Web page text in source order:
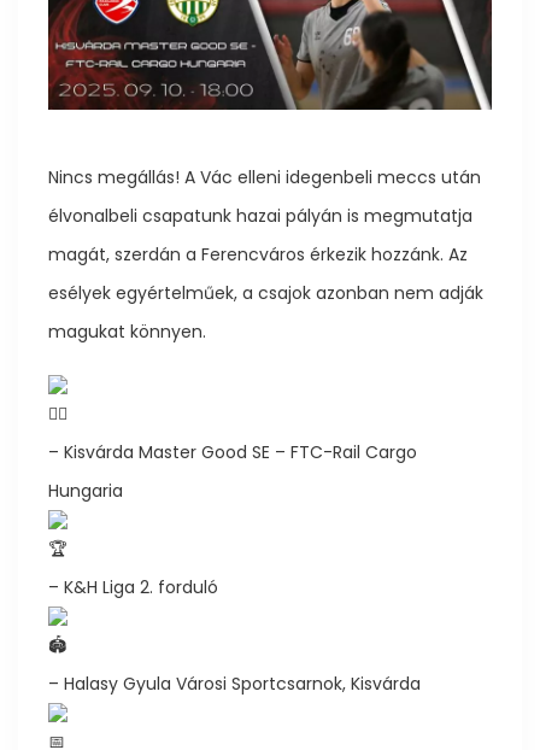
Nincs megállás! A Vác elleni idegenbeli meccs után
élvonalbeli csapatunk hazai pályán is megmutatja
magát, szerdán a Ferencváros érkezik hozzánk. Az
esélyek egyértelműek, a csajok azonban nem adják
magukat könnyen.
– Kisvárda Master Good SE – FTC-Rail Cargo
Hungaria
– K&H Liga 2. forduló
– Halasy Gyula Városi Sportcsarnok, Kisvárda